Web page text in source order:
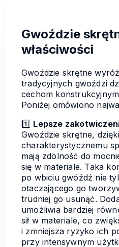
Gwoździe
właściwości
Gwoździe skrętne
tradycyjnych gwoździ
cechom konstrukcyjnym
Poniżej omówiono
1️⃣ Lepsze
Gwoździe skrętne,
charakterystycznemu
mają zdolność do
się w materiale. Taka
po wbiciu gwóźdź nie
otaczającego go
trudniej go usunąć.
umożliwia bardziej
sił w materiale, co
i zmniejsza ryzyko ich
przy intensywnym